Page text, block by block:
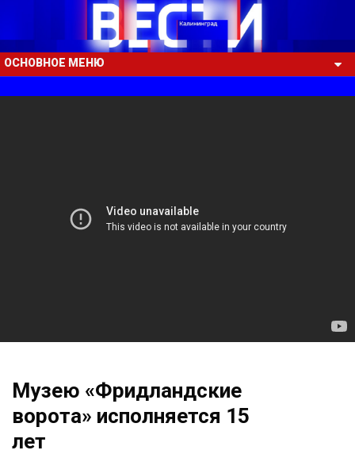
ОСНОВНОЕ МЕНЮ
Музею «Фридландские
ворота» исполняется 15
лет